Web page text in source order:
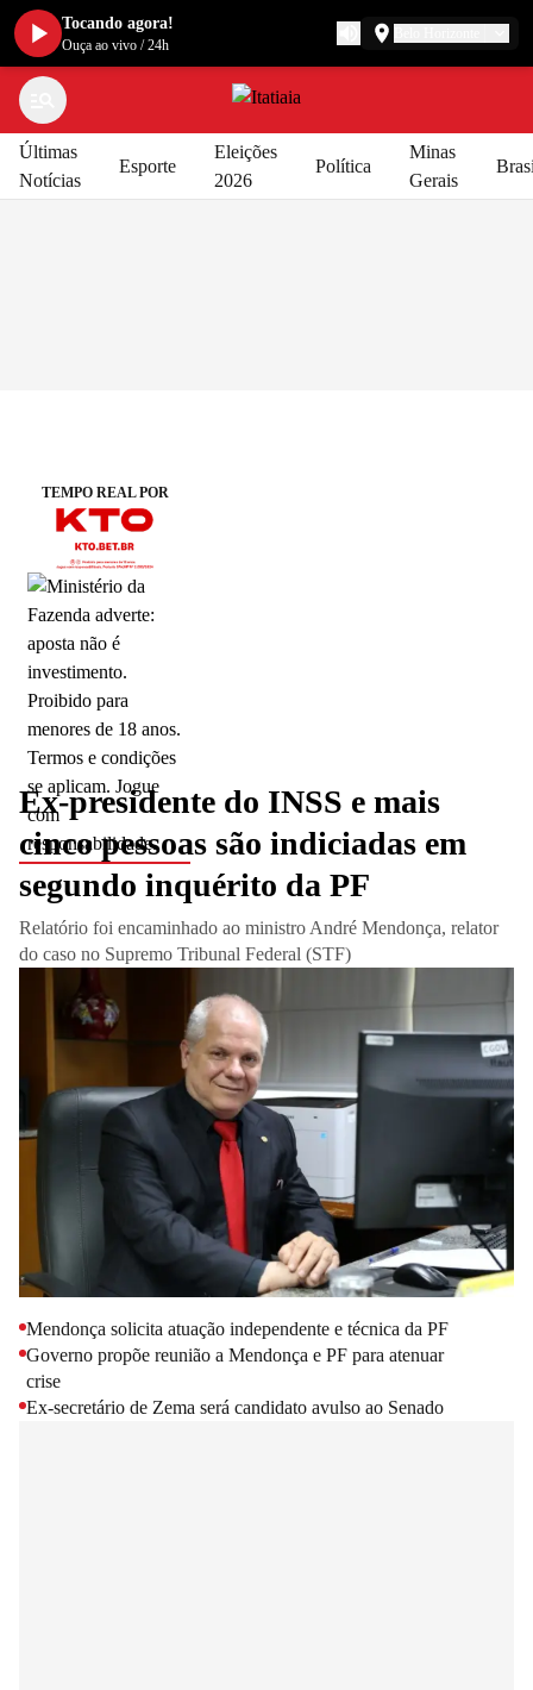
Últimas
Notícias
Esporte
Eleições
2026
Política
Minas
Gerais
TEMPO REAL POR
Ex-presidente do INSS e mais
cinco pessoas são indiciadas em
segundo inquérito da PF
Relatório foi encaminhado ao ministro André Mendonça, relator
do caso no Supremo Tribunal Federal (STF)
Mendonça solicita atuação independente e técnica da PF
Governo propõe reunião a Mendonça e PF para atenuar
crise
Ex-secretário de Zema será candidato avulso ao Senado
Tocando agora!
Ouça ao vivo /24h